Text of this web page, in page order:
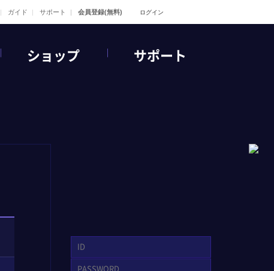
ガイド サポート 会員登録(無料) ログイン
ショップ サポート